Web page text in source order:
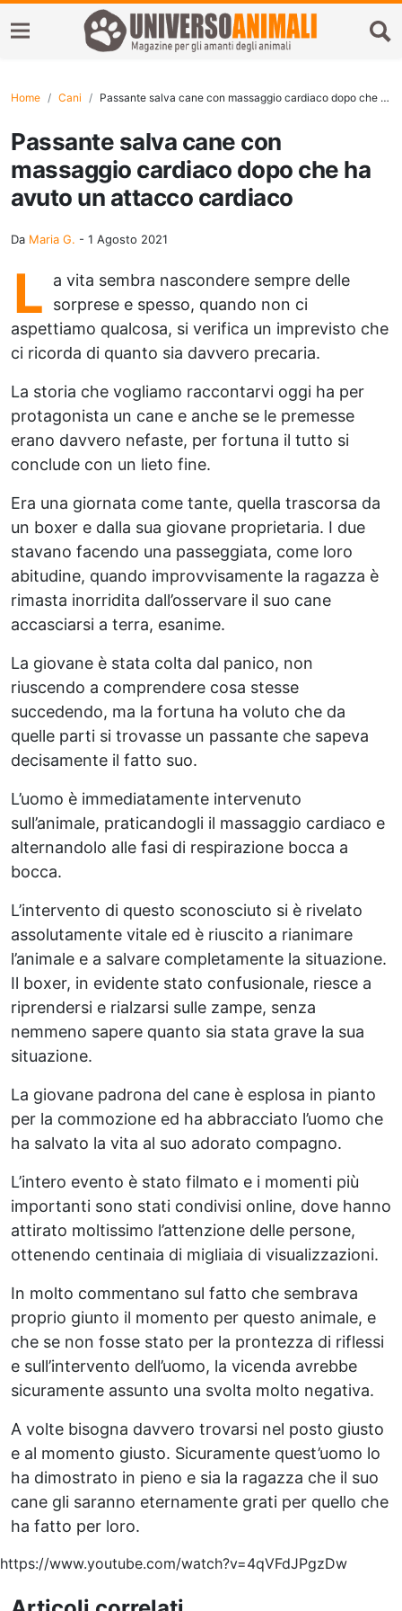
Home Cani Passante salva cane con massaggio cardiaco dopo che ha avuto un attacco cardiaco
Passante salva cane con
massaggio cardiaco dopo che ha
avuto un attacco cardiaco
Da Maria G. - 1 Agosto 2021
L
a vita sembra nascondere sempre delle
sorprese e spesso, quando non ci
aspettiamo qualcosa, si verifica un imprevisto che
ci ricorda di quanto sia davvero precaria.
La storia che vogliamo raccontarvi oggi ha per
protagonista un cane e anche se le premesse
erano davvero nefaste, per fortuna il tutto si
conclude con un lieto fine.
Era una giornata come tante, quella trascorsa da
un boxer e dalla sua giovane proprietaria. I due
stavano facendo una passeggiata, come loro
abitudine, quando improvvisamente la ragazza è
rimasta inorridita dall’osservare il suo cane
accasciarsi a terra, esanime.
La giovane è stata colta dal panico, non
riuscendo a comprendere cosa stesse
succedendo, ma la fortuna ha voluto che da
quelle parti si trovasse un passante che sapeva
decisamente il fatto suo.
L’uomo è immediatamente intervenuto
sull’animale, praticandogli il massaggio cardiaco e
alternandolo alle fasi di respirazione bocca a
bocca.
L’intervento di questo sconosciuto si è rivelato
assolutamente vitale ed è riuscito a rianimare
l’animale e a salvare completamente la situazione.
Il boxer, in evidente stato confusionale, riesce a
riprendersi e rialzarsi sulle zampe, senza
nemmeno sapere quanto sia stata grave la sua
situazione.
La giovane padrona del cane è esplosa in pianto
per la commozione ed ha abbracciato l’uomo che
ha salvato la vita al suo adorato compagno.
L’intero evento è stato filmato e i momenti più
importanti sono stati condivisi online, dove hanno
attirato moltissimo l’attenzione delle persone,
ottenendo centinaia di migliaia di visualizzazioni.
In molto commentano sul fatto che sembrava
proprio giunto il momento per questo animale, e
che se non fosse stato per la prontezza di riflessi
e sull’intervento dell’uomo, la vicenda avrebbe
sicuramente assunto una svolta molto negativa.
A volte bisogna davvero trovarsi nel posto giusto
e al momento giusto. Sicuramente quest’uomo lo
ha dimostrato in pieno e sia la ragazza che il suo
cane gli saranno eternamente grati per quello che
ha fatto per loro.
https://www.youtube.com/watch?v=4qVFdJPgzDw